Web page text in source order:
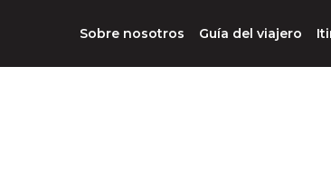
Sobre nosotros Guía del viajero